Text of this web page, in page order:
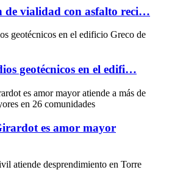
de vialidad con asfalto reci…
geotécnicos en el edifi…
es amor mayor